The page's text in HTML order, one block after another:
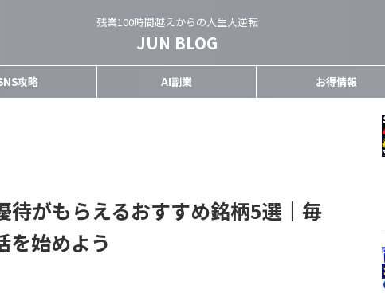
残業100時間越えからの人生大逆転
JUN BLOG
攻略 AI副業 お得情報
待がもらえるおすすめ銘柄5選｜毎
を始めよう